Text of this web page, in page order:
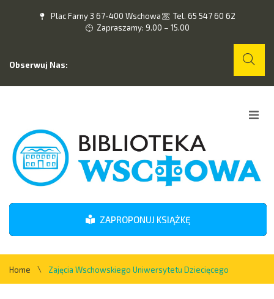
Plac Farny 3 67-400 Wschowa
Tel. 65 547 60 62
Zapraszamy: 9.00 – 15.00
Obserwuj Nas:
O nas
Wydarzenia
Kontakt
ZAPROPONUJ KSIĄŻKĘ
Home \ Zajęcia Wschowskiego Uniwersytetu Dziecięcego